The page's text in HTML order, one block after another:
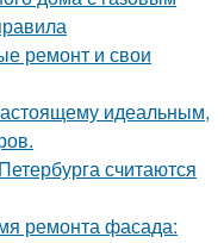
ремонт и свои
идеальным,
считаются
ремонта фасада: